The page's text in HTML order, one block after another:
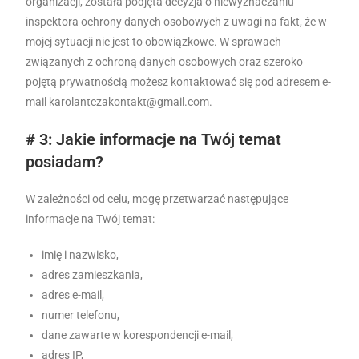
inspektora ochrony danych osobowych z uwagi na fakt, że w
mojej sytuacji nie jest to obowiązkowe. W sprawach
związanych z ochroną danych osobowych oraz szeroko
pojętą prywatnością możesz kontaktować się pod adresem e-
mail karolantczakontakt@gmail.com.
# 3: Jakie informacje na Twój temat
posiadam?
W zależności od celu, mogę przetwarzać następujące
informacje na Twój temat:
imię i nazwisko,
adres zamieszkania,
adres e-mail,
numer telefonu,
dane zawarte w korespondencji e-mail,
adres IP,